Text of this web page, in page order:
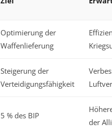
Optimierung der
Waffenlieferung
Steigerung der
Verteidigungsfähigkeit
5 % des BIP
der